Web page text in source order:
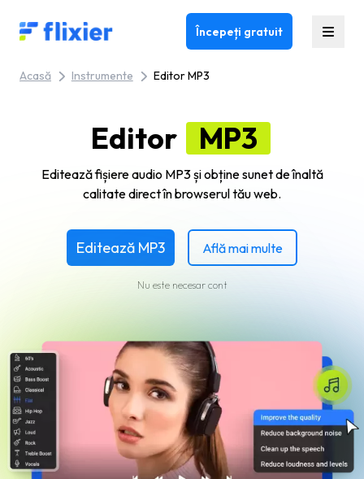
Flixier logo - Home Începeți gratuit
Acasă Instrumente Editor MP3
Editor MP3
Editează fișiere audio MP3 și obține sunet de înaltă
calitate direct în browserul tău web.
Editează MP3 Află mai multe
Nu este necesar cont